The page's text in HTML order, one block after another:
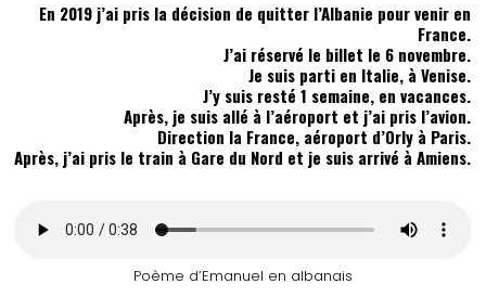
En 2019 j’ai pris la décision de quitter l’Albanie pour venir en
France.
J’ai réservé le billet le 6 novembre.
Je suis parti en Italie, à Venise.
J’y suis resté 1 semaine, en vacances.
Après, je suis allé à l’aéroport et j’ai pris l’avion.
Direction la France, aéroport d’Orly à Paris.
Après, j’ai pris le train à Gare du Nord et je suis arrivé à Amiens.
Poème d’Emanuel en albanais